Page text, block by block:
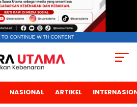
CONTINUE WITH CONTENT
NASIONAL ARTIKEL